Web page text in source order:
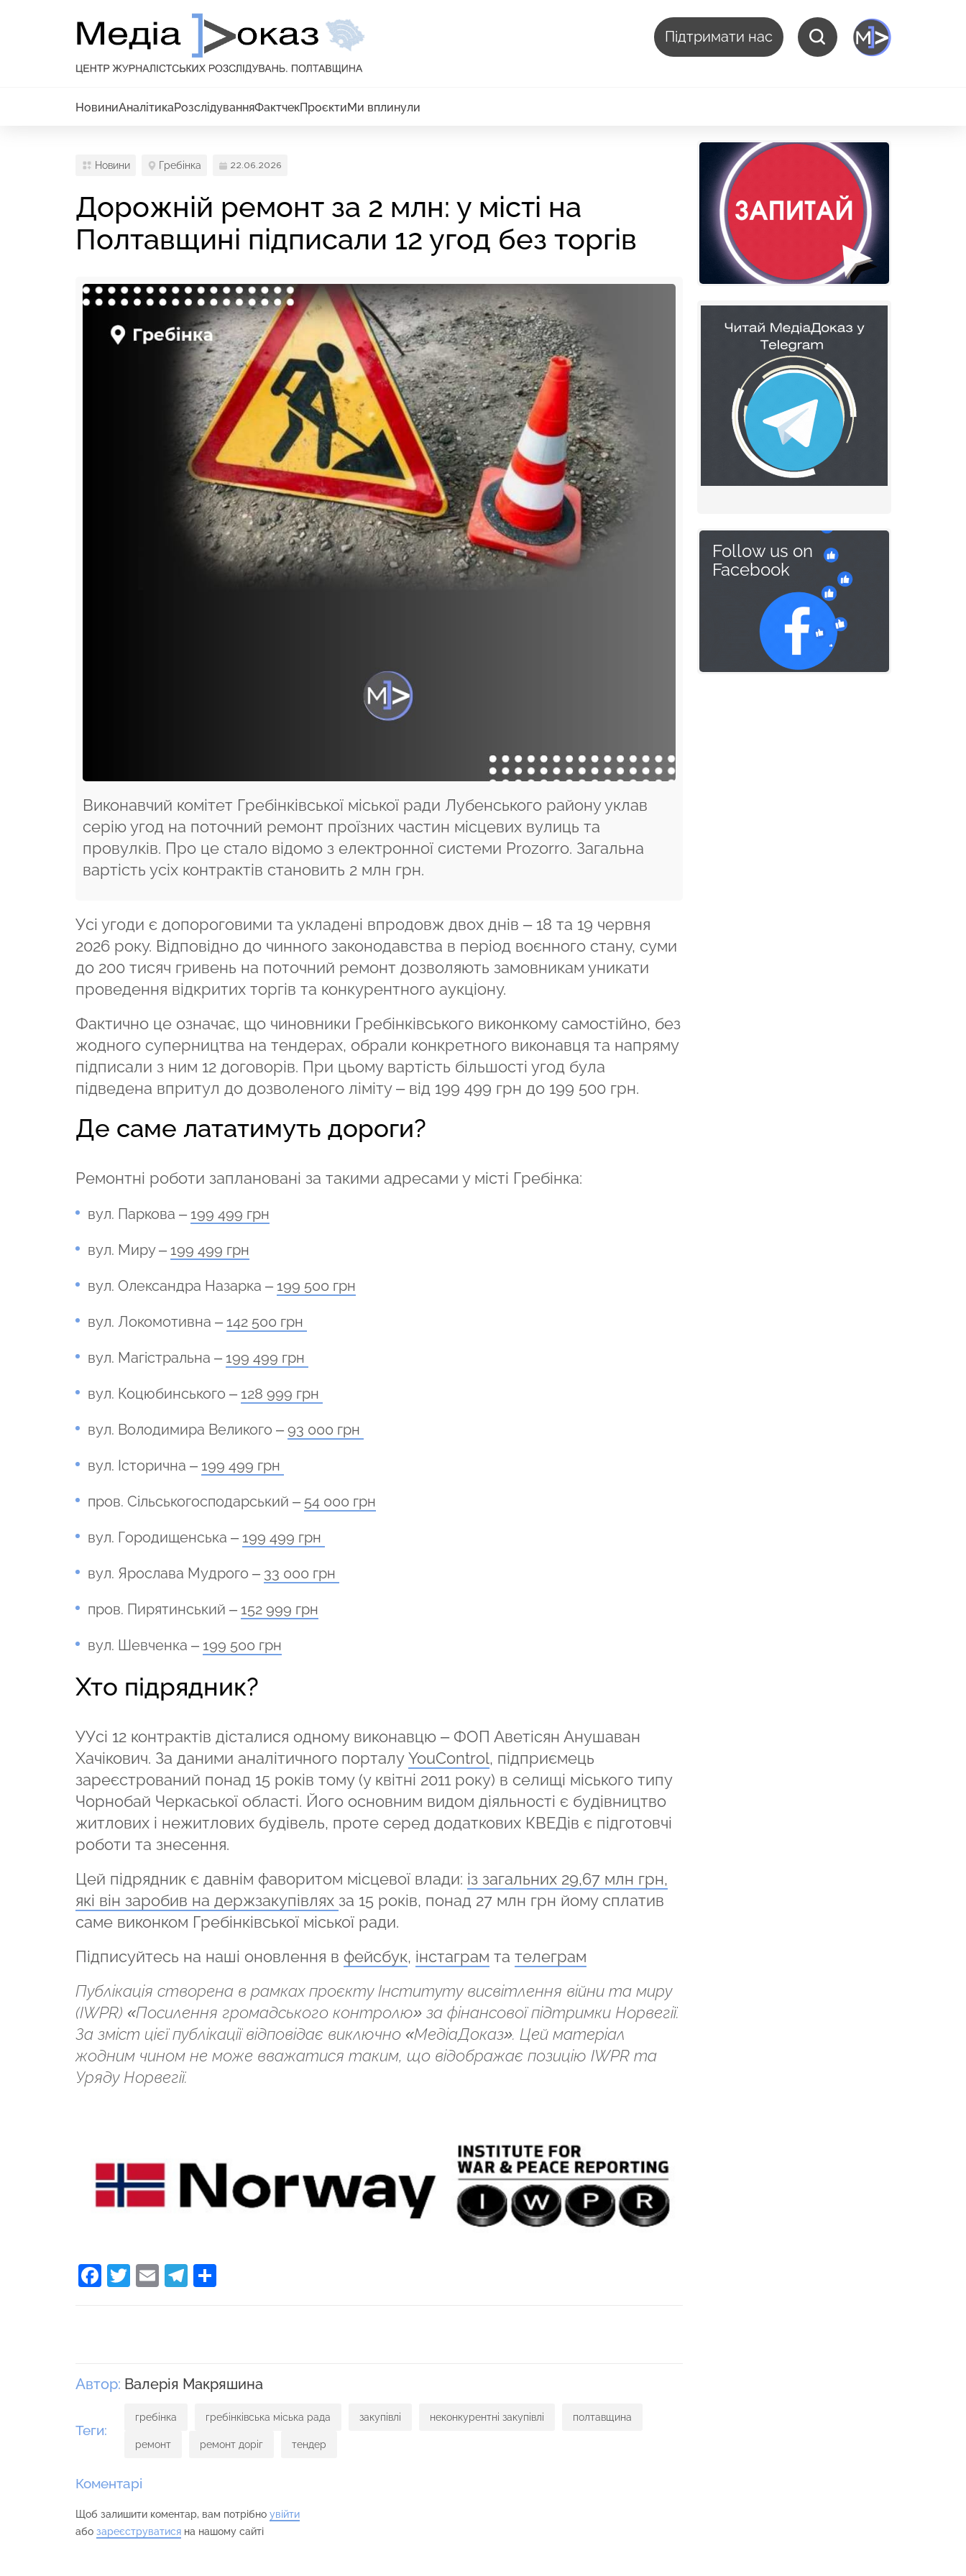
Підтримати нас
НовиниАналітикаРозслідуванняФактчекПроєктиМи вплинули
Новини Гребінка 22.06.2026
Дорожній ремонт за 2 млн: у місті на
Полтавщині підписали 12 угод без торгів
Виконавчий комітет Гребінківської міської ради Лубенського району уклав
серію угод на поточний ремонт проїзних частин місцевих вулиць та
провулків. Про це стало відомо з електронної системи Prozorro. Загальна
вартість усіх контрактів становить 2 млн грн.
Усі угоди є допороговими та укладені впродовж двох днів – 18 та 19 червня
2026 року. Відповідно до чинного законодавства в період воєнного стану, суми
до 200 тисяч гривень на поточний ремонт дозволяють замовникам уникати
проведення відкритих торгів та конкурентного аукціону.
Фактично це означає, що чиновники Гребінківського виконкому самостійно, без
жодного суперництва на тендерах, обрали конкретного виконавця та напряму
підписали з ним 12 договорів. При цьому вартість більшості угод була
підведена впритул до дозволеного ліміту – від 199 499 грн до 199 500 грн.
Де саме лататимуть дороги?
Ремонтні роботи заплановані за такими адресами у місті Гребінка:
вул. Паркова – 199 499 грн
вул. Миру – 199 499 грн
вул. Олександра Назарка – 199 500 грн
вул. Локомотивна – 142 500 грн
вул. Магістральна – 199 499 грн
вул. Коцюбинського – 128 999 грн
вул. Володимира Великого – 93 000 грн
вул. Історична – 199 499 грн
пров. Сільськогосподарський – 54 000 грн
вул. Городищенська – 199 499 грн
вул. Ярослава Мудрого – 33 000 грн
пров. Пирятинський – 152 999 грн
вул. Шевченка – 199 500 грн
Хто підрядник?
УУсі 12 контрактів дісталися одному виконавцю – ФОП Аветісян Анушаван
Хачікович. За даними аналітичного порталуYouControl, підприємець
зареєстрований понад 15 років тому (у квітні 2011 року) в селищі міського типу
Чорнобай Черкаської області. Його основним видом діяльності є будівництво
житлових і нежитлових будівель, проте серед додаткових КВЕДів є підготовчі
роботи та знесення.
Цей підрядник є давнім фаворитом місцевої влади: із загальних 29,67 млн грн,
які він заробив на держзакупівлях за 15 років, понад 27 млн грн йому сплатив
саме виконком Гребінківської міської ради.
Підписуйтесь на наші оновлення в фейсбук, інстаграм та телеграм
Публікація створена в рамках проєкту Інституту висвітлення війни та миру
(IWPR) «Посилення громадського контролю» за фінансової підтримки Норвегії.
За зміст цієї публікації відповідає виключно «МедіаДоказ». Цей матеріал
жодним чином не може вважатися таким, що відображає позицію IWPR та
Уряду Норвегії.
Facebook
Twitter
EmailTelegram
Поділитися
Автор: Валерія Макряшина
Теги:
гребінка гребінківська міська рада закупівлі неконкурентні закупівлі полтавщина
ремонт ремонт доріг тендер
Коментарі
Щоб залишити коментар, вам потрібно увійти
або зареєструватисяна нашому сайті
Follow us on
Facebook